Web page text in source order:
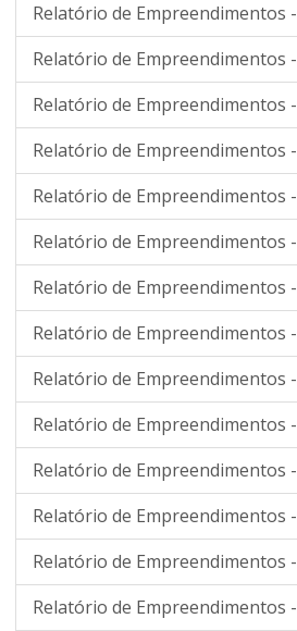
Relatório de Empreendimentos
Relatório de Empreendimentos
Relatório de Empreendimentos
Relatório de Empreendimentos
Relatório de Empreendimentos
Relatório de Empreendimentos
Relatório de Empreendimentos
Relatório de Empreendimentos
Relatório de Empreendimentos
Relatório de Empreendimentos
Relatório de Empreendimentos
Relatório de Empreendimentos
Relatório de Empreendimentos
Relatório de Empreendimentos